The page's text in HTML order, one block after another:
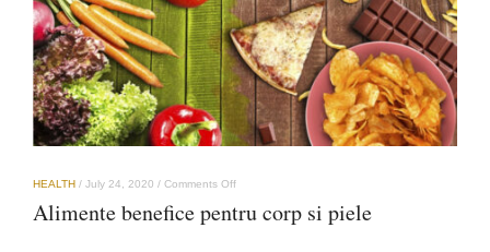
HEALTH / July 24, 2020 / Comments Offon
benefice
Alimente benefice pentru corp si piele